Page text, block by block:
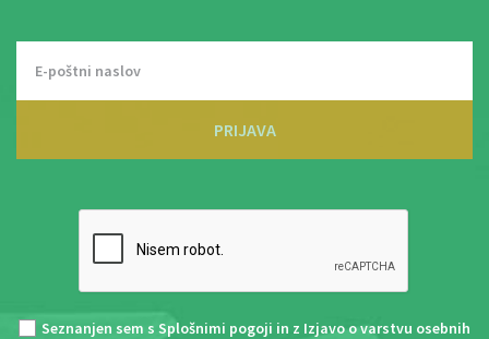
PRIJAVA
Seznanjen sem s Splošnimi pogoji in z Izjavo o varstvu osebnih